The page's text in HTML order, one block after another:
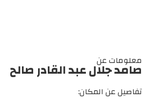
معلومات عن
صامد جلال عبد القادر صالح
تفاصيل عن المكان: